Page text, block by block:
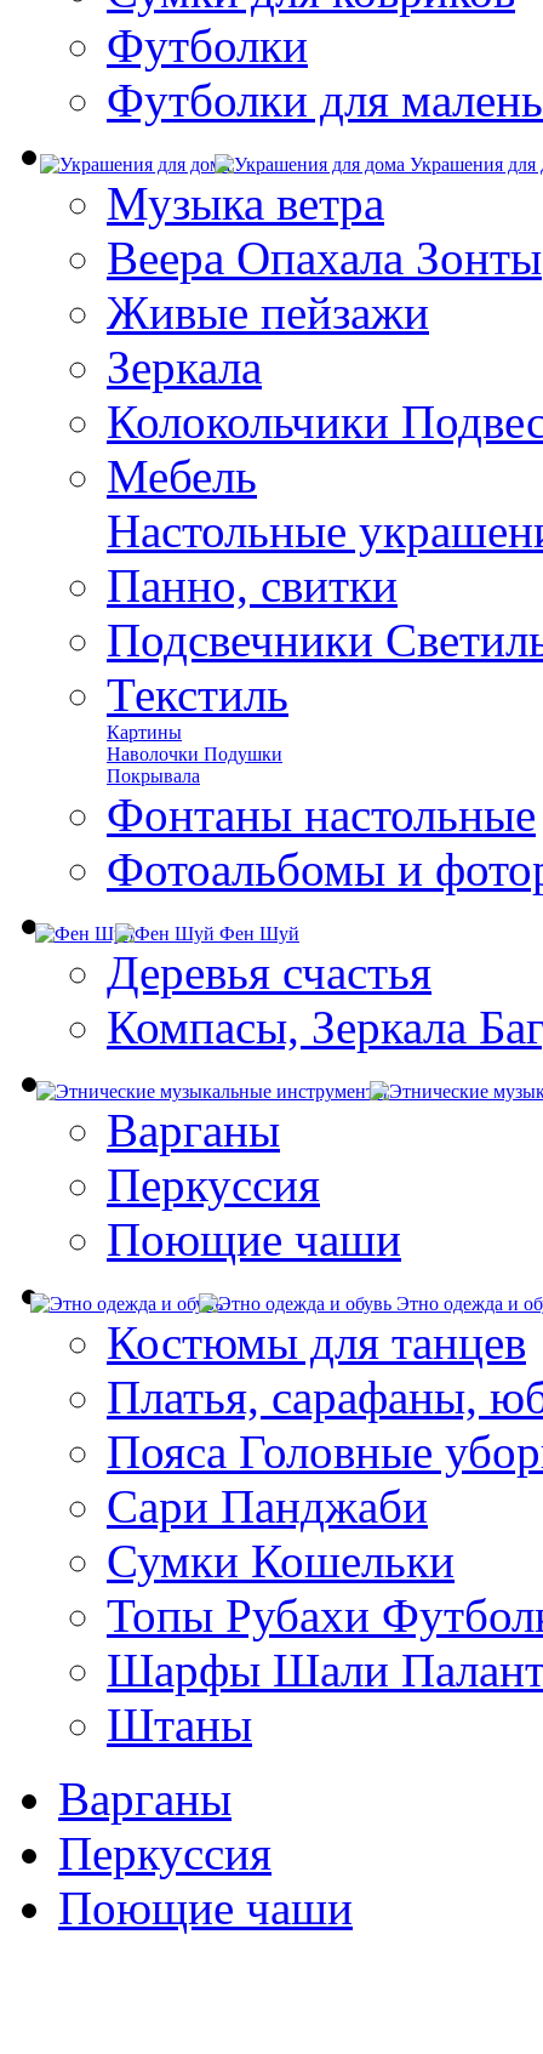
Футболки
Футболки для
Украшения для
Музыка ветра
Веера Опахала Зонты
Живые пейзажи
Зеркала
Колокольчики
Мебель
Настольные
Панно, свитки
Подсвечники
Текстиль
Картины
Наволочки Подушки
Покрывала
Фонтаны настольные
Фотоальбомы и
Фен Шуй
Деревья счастья
Компасы, Зеркала
Варганы
Перкуссия
Поющие чаши
Этно одежда и
Костюмы для танцев
Платья, сарафаны,
Пояса Головные
Сари Панджаби
Сумки Кошельки
Топы Рубахи
Шарфы Шали
Штаны
Варганы
Перкуссия
Поющие чаши